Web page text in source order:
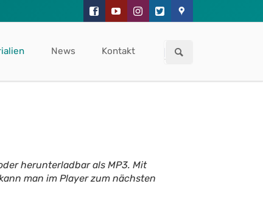
News Kontakt
herunterladbar als MP3. Mit
man im Player zum nächsten